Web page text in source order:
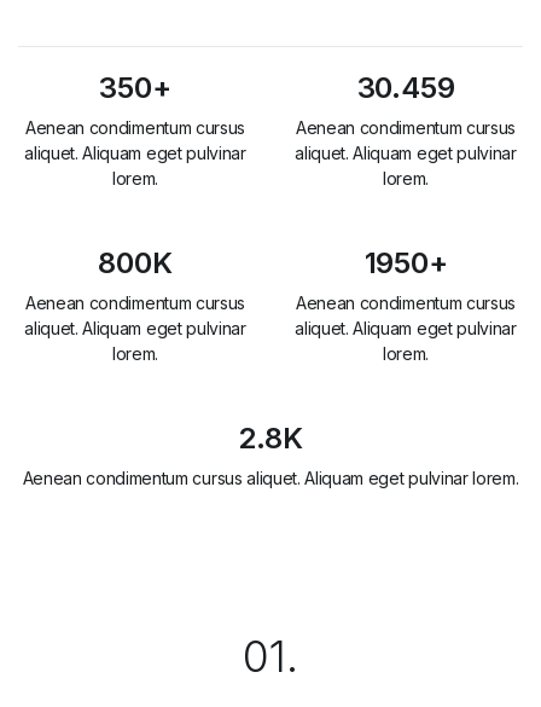
350+
Aenean condimentum cursus
aliquet. Aliquam eget pulvinar
lorem.
30.459
Aenean condimentum cursus
aliquet. Aliquam eget pulvinar
lorem.
800K
Aenean condimentum cursus
aliquet. Aliquam eget pulvinar
lorem.
1950+
Aenean condimentum cursus
aliquet. Aliquam eget pulvinar
lorem.
2.8K
Aenean condimentum cursus aliquet. Aliquam eget pulvinar lorem.
01.